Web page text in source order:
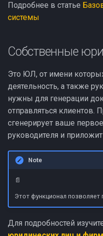
Подробнее в статье
системы
Собственные
Это ЮЛ, от имени
деятельность, а также
нужны для генерации
отправляться клиентов.
сгенерирует ваше
руководителя и
Note
📄
Этот функционал
Для подробностей